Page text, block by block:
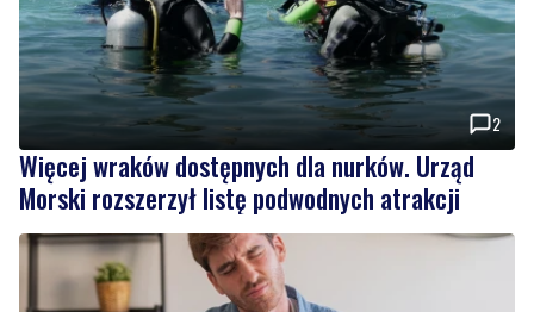
2
Więcej wraków dostępnych dla nurków. Urząd
Morski rozszerzył listę podwodnych atrakcji